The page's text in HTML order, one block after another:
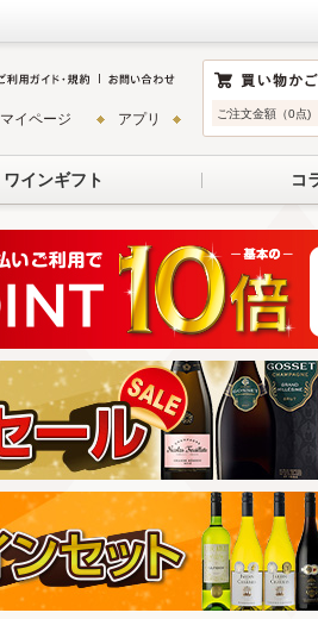
ご注文金額（0点)
マイページ アプリ
ワインギフト コ